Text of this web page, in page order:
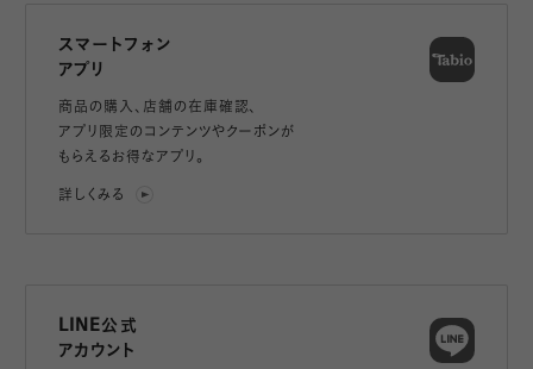
スマートフォン
アプリ
商品の購入、店舗の在庫確認、
アプリ限定のコンテンツやクーポンが
もらえるお得なアプリ。
詳しくみる
LINE公式
アカウント